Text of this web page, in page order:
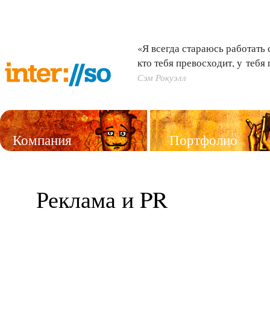
«Я всегда стараюсь
кто тебя превосходит, у
Сэм Рокуэлл
Компания Портфолио
Реклама и PR